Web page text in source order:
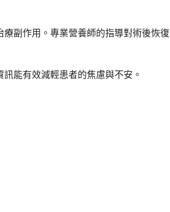
副作用。專業營養師的指導對術後恢復
能有效減輕患者的焦慮與不安。